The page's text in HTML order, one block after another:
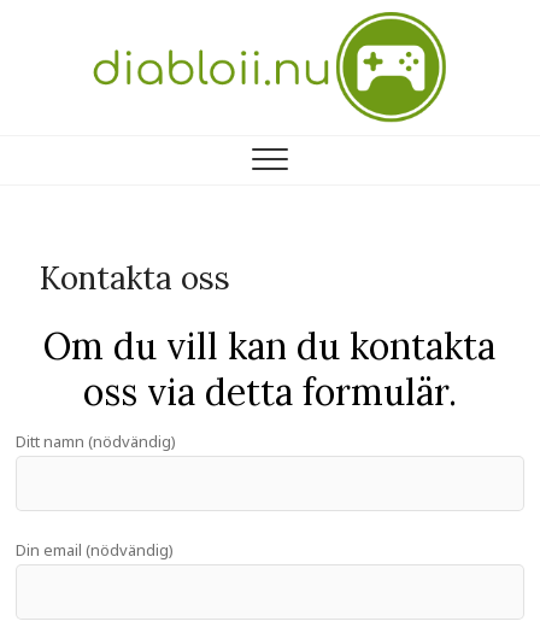
Diabloii.nu
Kontakta oss
Om du vill kan du kontakta
oss via detta formulär.
Ditt namn (nödvändig)
Din email (nödvändig)